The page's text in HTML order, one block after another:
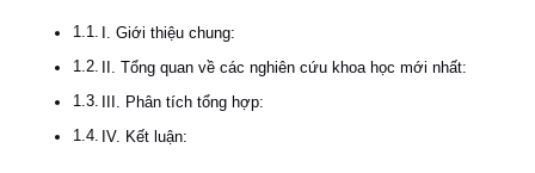
I. Giới thiệu chung:
II. Tổng quan về các nghiên cứu khoa học mới nhất:
III. Phân tích tổng hợp:
IV. Kết luận: